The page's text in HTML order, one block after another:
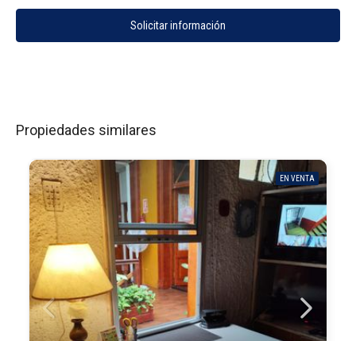
Solicitar información
Propiedades similares
EN VENTA